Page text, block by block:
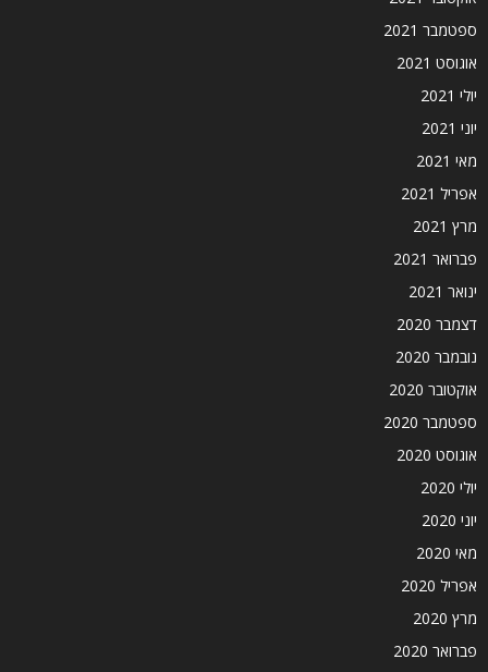
ספטמבר 2021
אוגוסט 2021
יולי 2021
יוני 2021
מאי 2021
אפריל 2021
מרץ 2021
פברואר 2021
ינואר 2021
דצמבר 2020
נובמבר 2020
אוקטובר 2020
ספטמבר 2020
אוגוסט 2020
יולי 2020
יוני 2020
מאי 2020
אפריל 2020
מרץ 2020
פברואר 2020